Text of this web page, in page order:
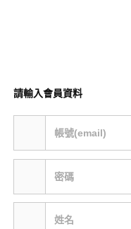
請輸入會員資料
帳號(email)
密碼
姓名